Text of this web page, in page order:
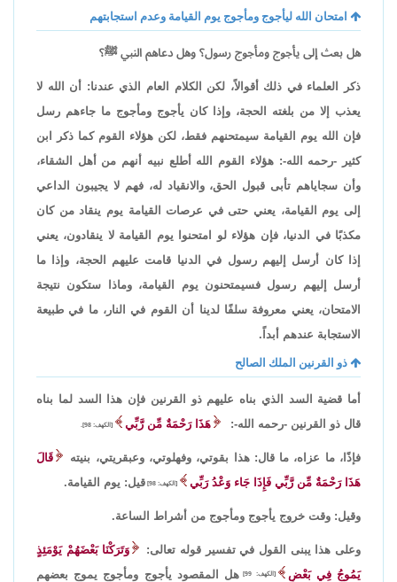
امتحان الله ليأجوج ومأجوج يوم القيامة وعدم استجابتهم
هل بعث إلى يأجوج ومأجوج رسول؟ وهل دعاهم النبي ﷺ؟
ذكر العلماء في ذلك أقوالاً، لكن الكلام العام الذي عندنا: أن الله لا
يعذب إلا من بلغته الحجة، وإذا كان يأجوج ومأجوج ما جاءهم رسل
فإن الله يوم القيامة سيمتحنهم فقط، لكن هؤلاء القوم كما ذكر ابن
كثير -رحمه الله-: هؤلاء القوم الله أطلع نبيه أنهم من أهل الشقاء،
وأن سجاياهم تأبى قبول الحق، والانقياد له، فهم لا يجيبون الداعي
إلى يوم القيامة، يعني حتى في عرصات القيامة يوم ينقاد من كان
مكذبًا في الدنيا، فإن هؤلاء لو امتحنوا يوم القيامة لا ينقادون، يعني
إذا كان أرسل إليهم رسول في الدنيا قامت عليهم الحجة، وإذا ما
أرسل إليهم رسول فسيمتحنون يوم القيامة، وماذا ستكون نتيجة
الامتحان، يعني معروفة سلفًا لدينا أن القوم في النار، ما في طبيعة
الاستجابة عندهم أبداً.
ذو القرنين الملك الصالح
أما قضية السد الذي بناه عليهم ذو القرنين فإن هذا السد لما بناه
قال ذو القرنين -رحمه الله-:
هَذَا رَحْمَةٌ مِّن رَّبِّي [الكهف: 98].
فإذًا، ما عزاه، ما قال: هذا بقوتي، وفهلوتي، وعبقريتي، بنيته
قَالَ
هَذَا رَحْمَةٌ مِّن رَّبِّي فَإِذَا جَاء وَعْدُ رَبِّي
[الكهف: 98] قيل: يوم القيامة.
وقيل: وقت خروج يأجوج ومأجوج من أشراط الساعة.
وعلى هذا يبنى القول في تفسير قوله تعالى:
وَتَرَكْنَا بَعْضَهُمْ يَوْمَئِذٍ
يَمُوجُ فِي بَعْضٍ
[الكهف: 99]
هل المقصود يأجوج ومأجوج يموج بعضهم